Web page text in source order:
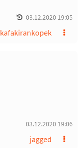
03.12.2020 19:05
kafakirankopek
03.12.2020 19:06
jagged